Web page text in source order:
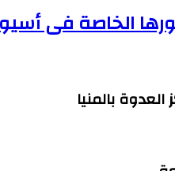
الخاصة فى
بالمنيا